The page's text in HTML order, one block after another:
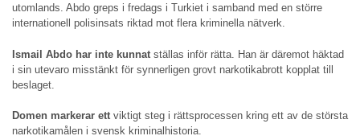
utomlands. Abdo greps i fredags i Turkiet i samband med en större
internationell polisinsats riktad mot flera kriminella nätverk.
Ismail Abdo har inte kunnat ställas inför rätta. Han är däremot häktad
i sin utevaro misstänkt för synnerligen grovt narkotikabrott kopplat till
beslaget.
Domen markerar ettviktigt steg i rättsprocessen kring ett av de största
narkotikamålen i svensk kriminalhistoria.